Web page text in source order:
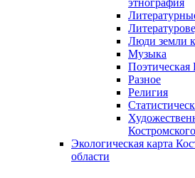
этнография
Люди земли
Музыка
Поэтическая
Разное
Религия
Экологическая карта
области